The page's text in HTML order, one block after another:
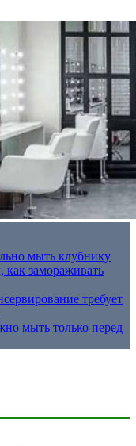
мыть клубнику
замораживать
требует
мыть только перед